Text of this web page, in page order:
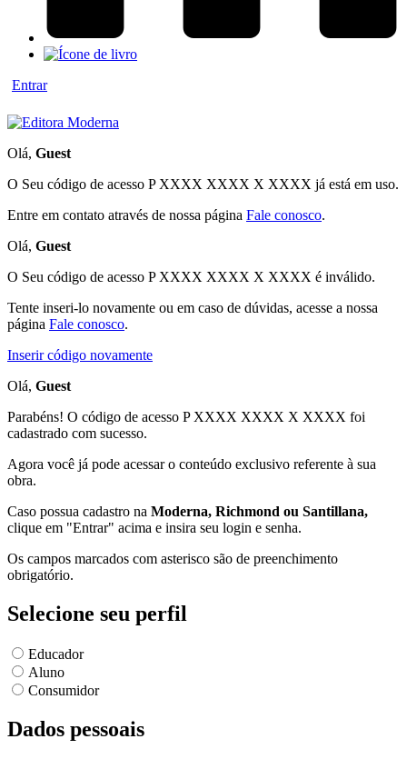
Entrar
Olá, Guest
O Seu código de acesso P XXXX XXXX X XXXX já está em uso.
Entre em contato através de nossa página Fale conosco.
Olá, Guest
O Seu código de acesso P XXXX XXXX X XXXX é inválido.
Tente inseri-lo novamente ou em caso de dúvidas, acesse a nossa
página Fale conosco.
Inserir código novamente
Olá, Guest
Parabéns! O código de acesso P XXXX XXXX X XXXX foi
cadastrado com sucesso.
Agora você já pode acessar o conteúdo exclusivo referente à sua
obra.
Caso possua cadastro na Moderna, Richmond ou Santillana,
clique em "Entrar" acima e insira seu login e senha.
Os campos marcados com asterisco são de preenchimento
obrigatório.
Selecione seu perfil
Educador
Aluno
Consumidor
Dados pessoais